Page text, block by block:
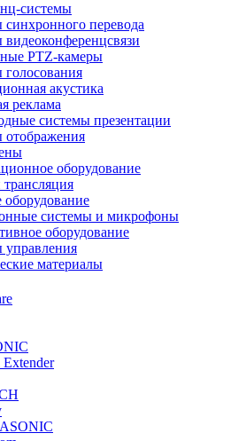
системы
перевода
PTZ-камеры
акустика
реклама
системы презентации
оборудование
трансляция
оборудование
системы и микрофоны
оборудование
материалы